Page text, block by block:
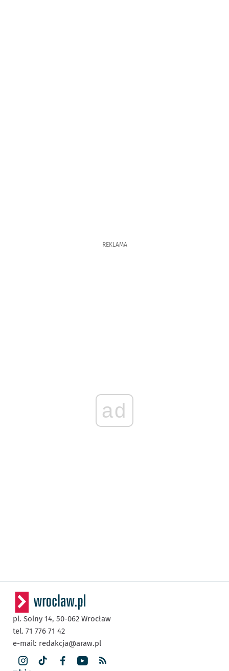
REKLAMA
ad
pl. Solny 14, 50-062 Wrocław
tel. 71 776 71 42
e-mail: redakcja@araw.pl